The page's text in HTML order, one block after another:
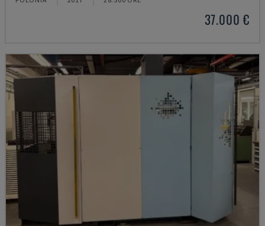
37.000 €